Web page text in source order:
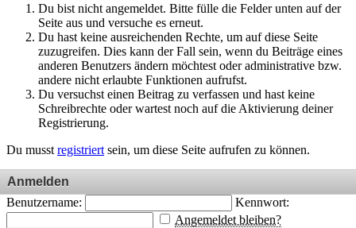
Du bist nicht angemeldet. Bitte fülle die Felder unten auf der
Seite aus und versuche es erneut.
Du hast keine ausreichenden Rechte, um auf diese Seite
zuzugreifen. Dies kann der Fall sein, wenn du Beiträge eines
anderen Benutzers ändern möchtest oder administrative bzw.
andere nicht erlaubte Funktionen aufrufst.
Du versuchst einen Beitrag zu verfassen und hast keine
Schreibrechte oder wartest noch auf die Aktivierung deiner
Registrierung.
Du musst registriert sein, um diese Seite aufrufen zu können.
Anmelden
Benutzername:
Kennwort:
Angemeldet bleiben?